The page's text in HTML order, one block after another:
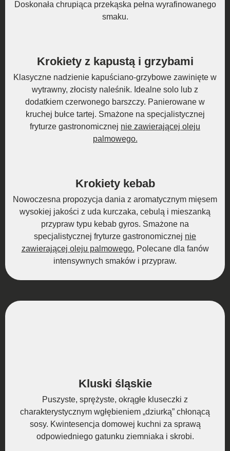
Doskonała chrupiąca przekąska pełna wyrafinowanego
smaku.
Krokiety z kapustą i grzybami
Klasyczne nadzienie kapuściano-grzybowe zawinięte w
wytrawny, złocisty naleśnik. Idealne solo lub z
dodatkiem czerwonego barszczy. Panierowane w
kruchej bułce tartej. Smażone na specjalistycznej
fryturze gastronomicznej nie zawierającej oleju
palmowego.
Krokiety kebab
Nowoczesna propozycja dania z aromatycznym mięsem
wysokiej jakości z uda kurczaka, cebulą i mieszanką
przypraw typu kebab gyros. Smażone na
specjalistycznej fryturze gastronomicznej nie
zawierającej oleju palmowego. Polecane dla fanów
intensywnych smaków i przypraw.
Kluski śląskie
Puszyste, sprężyste, okrągłe kluseczki z
charakterystycznym wgłębieniem „dziurką” chłonącą
sosy. Kwintesencja domowej kuchni za sprawą
odpowiedniego gatunku ziemniaka i skrobi.